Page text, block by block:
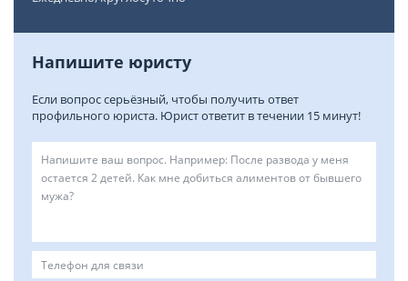
Напишите юристу
Если вопрос серьёзный, чтобы получить ответ
профильного юриста. Юрист ответит в течении 15 минут!